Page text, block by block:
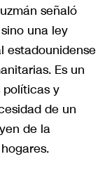
señaló
una ley
estadounidense
Es un
y
de un
de la